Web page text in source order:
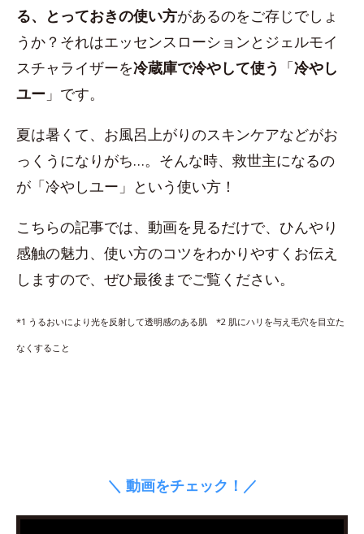
る、とっておきの使い方があるのをご存じでしょ
うか？それはエッセンスローションとジェルモイ
スチャライザーを冷蔵庫で冷やして使う 「冷やし
ユー 」です。
夏は暑くて、お風呂上がりのスキンケアなどがお
っくうになりがち…。そんな時、救世主になるの
が「冷やしユー」という使い方！
こちらの記事では、動画を見るだけで、ひんやり
感触の魅力、使い方のコツをわかりやすくお伝え
しますので、ぜひ最後までご覧ください。
*1 うるおいにより光を反射して透明感のある肌 *2 肌にハリを与え毛穴を目立た
なくすること
＼ 動画をチェック！／